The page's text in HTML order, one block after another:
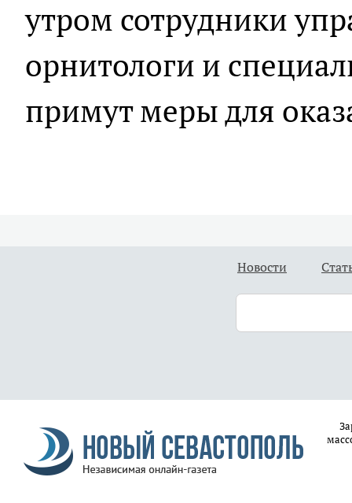
утром сотрудники
орнитологи и
примут меры для
Новости